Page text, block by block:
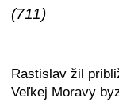
(711)
Rastislav žil
Veľkej Moravy